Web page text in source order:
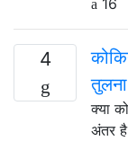
4
क्या
अंतर